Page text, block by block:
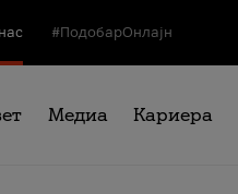
#ПодобарОнлајн
Медиа Кариера